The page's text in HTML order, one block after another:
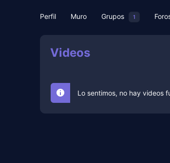
Perfil Muro Grupos 1
Videos
Lo sentimos, no hay videos